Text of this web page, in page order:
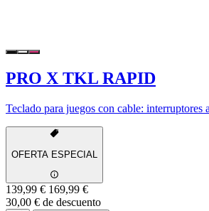
PRO X TKL RAPID
Teclado para juegos con cable: interruptores
OFERTA ESPECIAL
139,99 € 169,99 €
30,00 € de descuento